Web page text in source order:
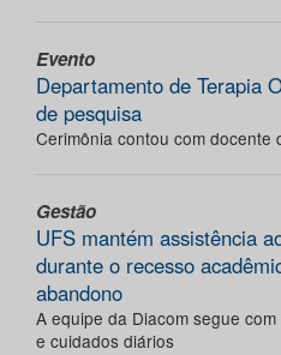
Evento
Departamento de Terapia
de pesquisa
Cerimônia contou com docente
Gestão
UFS mantém assistência
durante o recesso
abandono
A equipe da Diacom segue
e cuidados diários